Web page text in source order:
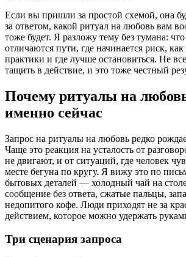
Если вы пришли за простой схемой, она
за ответом, какой ритуал на любовь вам
тоже будет. Я разложу тему без тумана:
отличаются пути, где начинается риск,
практики и где лучше остановиться. Не
тащить в действие, и это тоже честный
Почему ритуалы на
именно сейчас
Запрос на ритуалы на любовь редко
Чаще это реакция на усталость от
не двигают, и от ситуаций, где человек
месте бегуна по кругу. Я вижу это по
бытовых деталей — холодный чай на
сообщение без ответа, сжатые пальцы,
недопитого кофе. Люди приходят не за
действием, которое можно удержать
Три сценария запроса